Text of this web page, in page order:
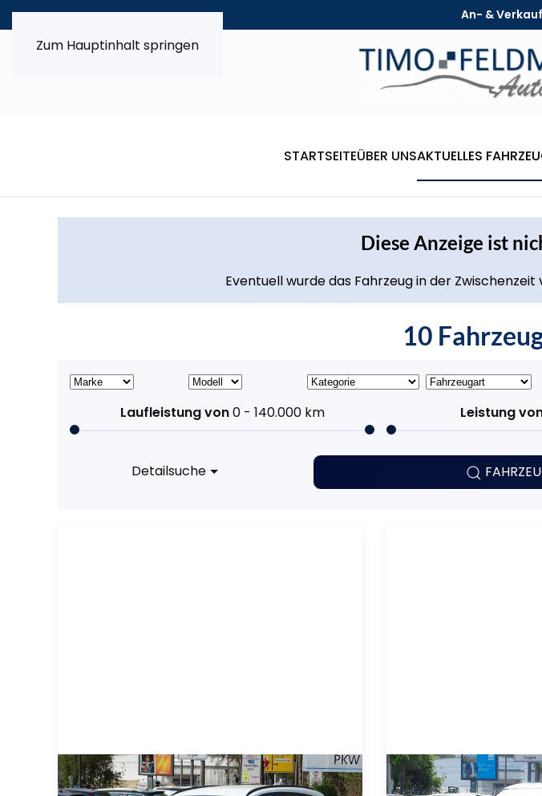
Zum Hauptinhalt springen
An- & Verkauf
STARTSEITEÜBER UNSAKTUELLES
Diese Anzeige ist
Eventuell wurde das Fahrzeug in der
10
Laufleistung von0 - 140.000km Leistung
Detailsuche